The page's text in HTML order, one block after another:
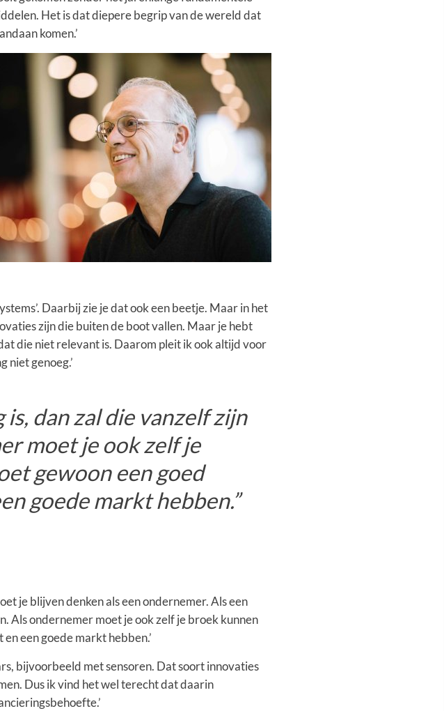
Het is dat diepere begrip van de wereld dat
komen.’
Daarbij zie je dat ook een beetje. Maar in het
zijn die buiten de boot vallen. Maar je hebt
die niet relevant is. Daarom pleit ik ook altijd voor
niet genoeg.’
is, dan zal die vanzelf zijn
moet je ook zelf je
gewoon een goed
goede markt hebben.”
je blijven denken als een ondernemer. Als een
Als ondernemer moet je ook zelf je broek kunnen
een goede markt hebben.’
bijvoorbeeld met sensoren. Dat soort innovaties
Dus ik vind het wel terecht dat daarin